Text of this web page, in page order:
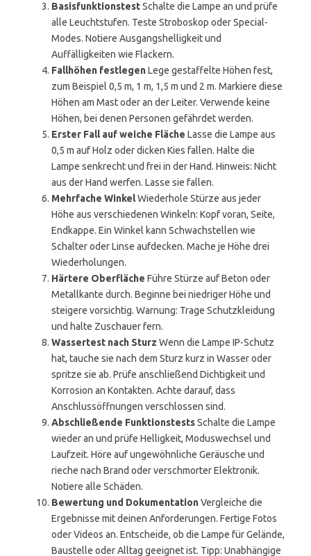
BasisfunktionstestSchalte die Lampe an und prüfe
alle Leuchtstufen. Teste Stroboskop oder Special-
Modes. Notiere Ausgangshelligkeit und
Auffälligkeiten wie Flackern.
Fallhöhen festlegenLege gestaffelte Höhen fest,
zum Beispiel 0,5 m, 1 m, 1,5 m und 2 m. Markiere diese
Höhen am Mast oder an der Leiter. Verwende keine
Höhen, bei denen Personen gefährdet werden.
Erster Fall auf weiche Fläche Lasse die Lampe aus
0,5 m auf Holz oder dicken Kies fallen. Halte die
Lampe senkrecht und frei in der Hand. Hinweis: Nicht
aus der Hand werfen. Lasse sie fallen.
Mehrfache WinkelWiederhole Stürze aus jeder
Höhe aus verschiedenen Winkeln: Kopf voran, Seite,
Endkappe. Ein Winkel kann Schwachstellen wie
Schalter oder Linse aufdecken. Mache je Höhe drei
Wiederholungen.
Härtere Oberfläche Führe Stürze auf Beton oder
Metallkante durch. Beginne bei niedriger Höhe und
steigere vorsichtig. Warnung: Trage Schutzkleidung
und halte Zuschauer fern.
Wassertest nach Sturz Wenn die Lampe IP-Schutz
hat, tauche sie nach dem Sturz kurz in Wasser oder
spritze sie ab. Prüfe anschließend Dichtigkeit und
Korrosion an Kontakten. Achte darauf, dass
Anschlussöffnungen verschlossen sind.
Abschließende FunktionstestsSchalte die Lampe
wieder an und prüfe Helligkeit, Moduswechsel und
Laufzeit. Höre auf ungewöhnliche Geräusche und
rieche nach Brand oder verschmorter Elektronik.
Notiere alle Schäden.
Bewertung und DokumentationVergleiche die
Ergebnisse mit deinen Anforderungen. Fertige Fotos
oder Videos an. Entscheide, ob die Lampe für Gelände,
Baustelle oder Alltag geeignet ist. Tipp: Unabhängige